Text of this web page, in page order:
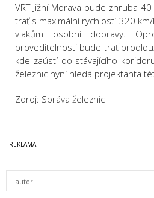
VRT Jižní Morava bude zhruba
trať s maximální rychlostí 320
vlakům osobní dopravy.
proveditelnosti bude trať
kde zaústí do stávajícího
železnic nyní hledá projektanta
Zdroj: Správa železnic
autor: